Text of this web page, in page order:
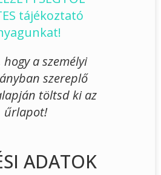
tájékoztató
hogy a személyi
szereplő
töltsd ki az
űrlapot!
ADATOK